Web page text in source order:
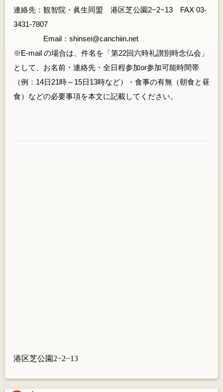
連絡先：観智院・眞生同盟 港区芝公園2−2−13 FAX 03-
3431-7807
Email：shinsei@canchiin.net
※E-mail の場合は、件名を「第22回六時礼讃別時念仏会」
として、お名前・連絡先・全日程参加or参加可能時間帯
（例：14日21時～15日13時など）・食事の有無（朝食と昼
食）などの必要事項を本文に記載してください。
港区芝公園 2−2−13